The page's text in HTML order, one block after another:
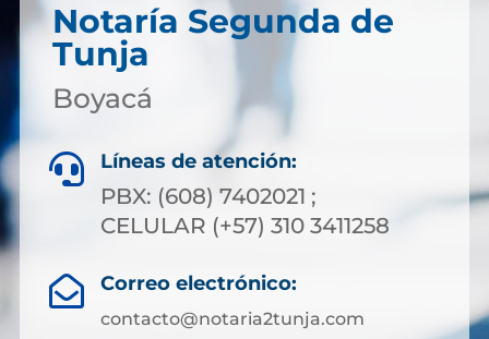
Notaría Segunda de
Tunja
Boyacá
 Líneas de atención:
PBX: (608) 7402021 ;
CELULAR (+57) 310 3411258
 Correo electrónico:
contacto@notaria2tunja.com